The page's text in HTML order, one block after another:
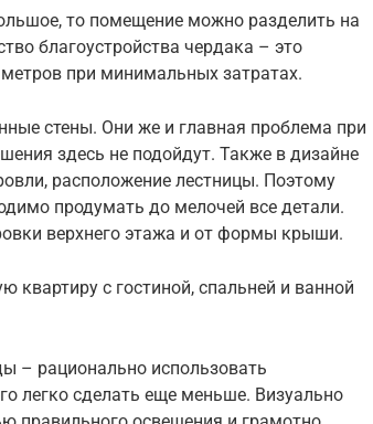
то помещение можно разделить на
благоустройства чердака – это
при минимальных затратах.
стены. Они же и главная проблема при
здесь не подойдут. Также в дизайне
расположение лестницы. Поэтому
продумать до мелочей все детали.
верхнего этажа и от формы крыши.
с гостиной, спальней и ванной
– рационально использовать
легко сделать еще меньше. Визуально